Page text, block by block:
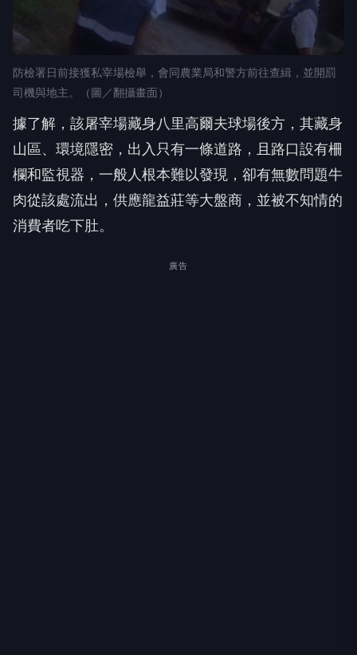
防檢署日前接獲私宰場檢舉，會同農業局和警方前往查緝，並開罰
司機與地主。（圖／翻攝畫面）
據了解，該屠宰場藏身八里高爾夫球場後方，其藏身
山區、環境隱密，出入只有一條道路，且路口設有柵
欄和監視器，一般人根本難以發現，卻有無數問題牛
肉從該處流出，供應龍益莊等大盤商，並被不知情的
消費者吃下肚。
廣告